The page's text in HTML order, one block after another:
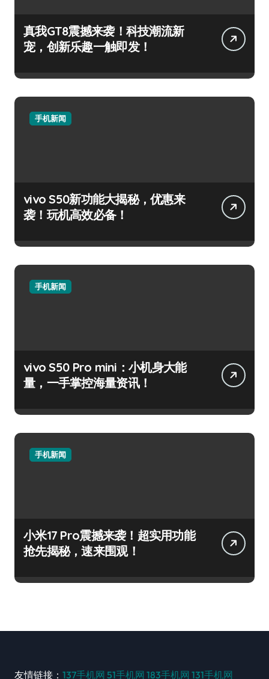
真我GT8震撼来袭！科技潮流新
宠，创新乐趣一触即发！
手机新闻
vivo S50新功能大揭秘，优惠来
袭！玩机高效必备！
手机新闻
vivo S50 Pro mini：小机身大能
量，一手掌控海量资讯！
手机新闻
小米17 Pro震撼来袭！超实用功能
抢先揭秘，速来围观！
友情链接： 137手机网 51手机网 183手机网 131手机网